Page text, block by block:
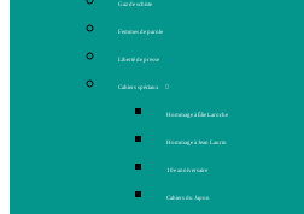
Gaz de schiste
Femmes de parole
Liberté de presse
Cahiers spéciaux
Hommage à Élie Laroche
Hommage à Jean Laurin
10e anniversaire
Cahiers du Japon